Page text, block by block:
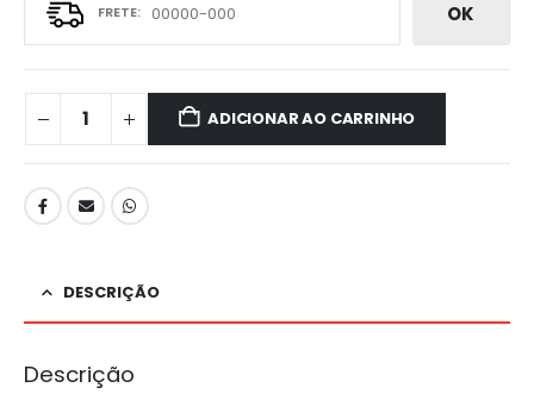
OK
ADICIONAR AO CARRINHO
DESCRIÇÃO
Descrição